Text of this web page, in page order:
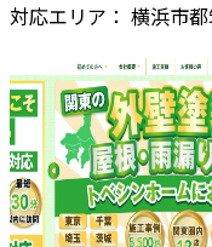
対応エリア： 横浜市